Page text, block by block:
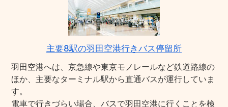
主要8駅の羽田空港行きバス停留所
羽田空港へは、京急線や東京モノレールなど鉄道路線の
ほか、主要なターミナル駅から直通バスが運行していま
す。
電車で行きづらい場合、バスで羽田空港に行くことを検